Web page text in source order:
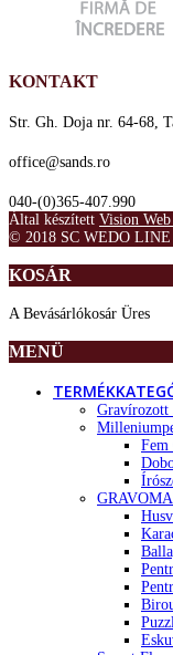
KONTAKT
Str. Gh. Doja nr. 64-68,
office@sands.ro
040-(0)365-407.990
Által készített Vision
© 2018 SC WEDO LINE
KOSÁR
A Bevásárlókosár Üres
MENÜ
Gravírozott
Fem